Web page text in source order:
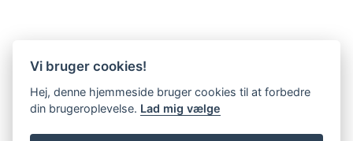
Vi bruger cookies!
Hej, denne hjemmeside bruger cookies til at forbedre
din brugeroplevelse. Lad mig vælge